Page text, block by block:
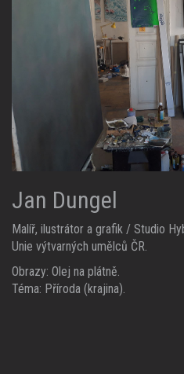
Jan Dungel
Malíř, ilustrátor a grafik / Studio
Unie výtvarných umělců ČR.
Obrazy: Olej na plátně.
Téma: Příroda (krajina).